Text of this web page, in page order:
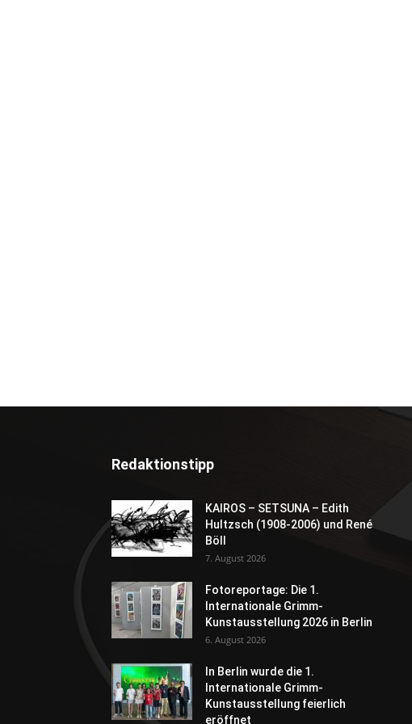
Redaktionstipp
KAIROS – SETSUNA – Edith
Hultzsch (1908-2006) und René
Böll
7. August 2026
Fotoreportage: Die 1.
Internationale Grimm-
Kunstausstellung 2026 in Berlin
6. August 2026
In Berlin wurde die 1.
Internationale Grimm-
Kunstausstellung feierlich
eröffnet